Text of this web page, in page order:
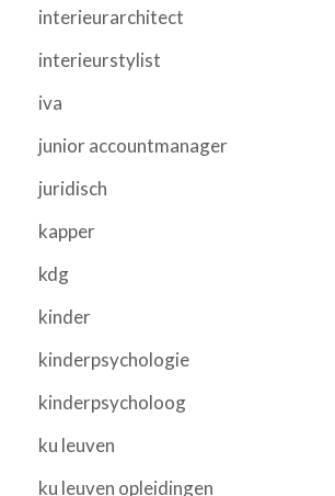
interieurarchitect
interieurstylist
iva
junior accountmanager
juridisch
kapper
kdg
kinder
kinderpsychologie
kinderpsycholoog
ku leuven
ku leuven opleidingen